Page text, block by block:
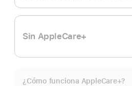
Sin AppleCare+
¿Cómo funciona AppleCare+?